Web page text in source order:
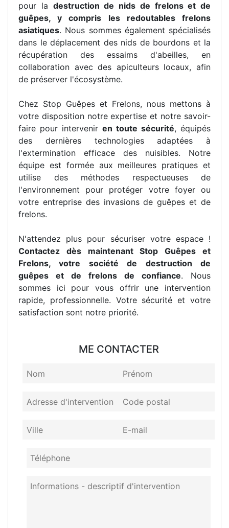
pour la destruction de nids de frelons et de
guêpes, y compris les redoutables frelons
asiatiques. Nous sommes également spécialisés
dans le déplacement des nids de bourdons et la
récupération des essaims d'abeilles, en
collaboration avec des apiculteurs locaux, afin
de préserver l'écosystème.
Chez Stop Guêpes et Frelons, nous mettons à
votre disposition notre expertise et notre savoir-
faire pour intervenir en toute sécurité, équipés
des dernières technologies adaptées à
l'extermination efficace des nuisibles. Notre
équipe est formée aux meilleures pratiques et
utilise des méthodes respectueuses de
l'environnement pour protéger votre foyer ou
votre entreprise des invasions de guêpes et de
frelons.
N'attendez plus pour sécuriser votre espace !
Contactez dès maintenant Stop Guêpes et
Frelons, votre société de destruction de
guêpes et de frelons de confiance. Nous
sommes ici pour vous offrir une intervention
rapide, professionnelle. Votre sécurité et votre
satisfaction sont notre priorité.
ME CONTACTER